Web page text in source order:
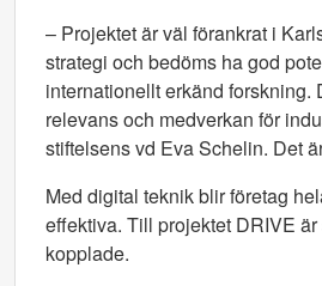
– Projektet är väl förankrat i
strategi och bedöms ha god
internationellt erkänd forskning.
relevans och medverkan för
stiftelsens vd Eva Schelin. Det
Med digital teknik blir företag
effektiva. Till projektet DRIVE är
kopplade.